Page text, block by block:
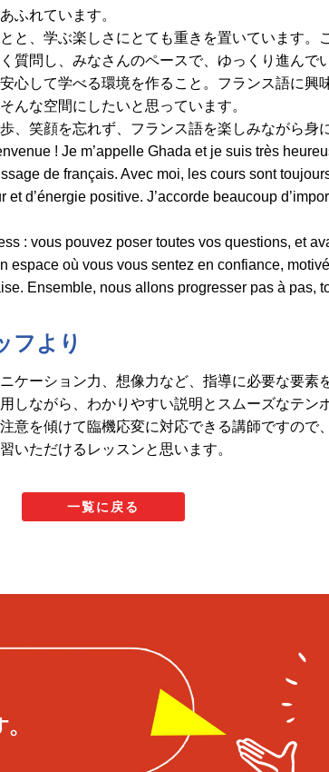
ふれています。
と、学ぶ楽しさにとても重きを置いています。
質問し、みなさんのペースで、ゆっくり進んで
心して学べる環境を作ること。フランス語に興
んな空間にしたいと思っています。
、笑顔を忘れず、フランス語を楽しみながら身
! Je m’appelle Ghada et je suis très
de français. Avec moi, les cours sont
et d’énergie positive. J’accorde beaucoup
: vous pouvez poser toutes vos questions, et
espace où vous vous sentez en confiance,
Ensemble, nous allons progresser pas à pas,
フより
ケーション力、想像力など、指導に必要な要素
しながら、わかりやすい説明とスムーズなテン
意を傾けて臨機応変に対応できる講師ですので
いただけるレッスンと思います。
一覧に戻る